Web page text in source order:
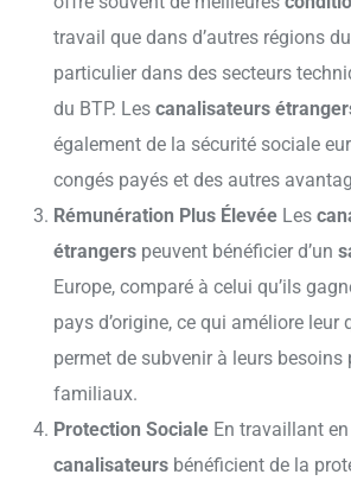
travail que dans d’autres régions
particulier dans des secteurs
du BTP. Les canalisateurs
également de la sécurité sociale
congés payés et des autres
Rémunération Plus Élevée Les
étrangers peuvent bénéficier d’un
Europe, comparé à celui qu’ils
pays d’origine, ce qui améliore leur
permet de subvenir à leurs besoins
familiaux.
Protection Sociale En travaillant en
canalisateurs bénéficient de la